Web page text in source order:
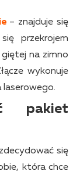
– znajduje się
przekrojem
na zimno
wykonuje
laserowego.
pakiet
się
która chce